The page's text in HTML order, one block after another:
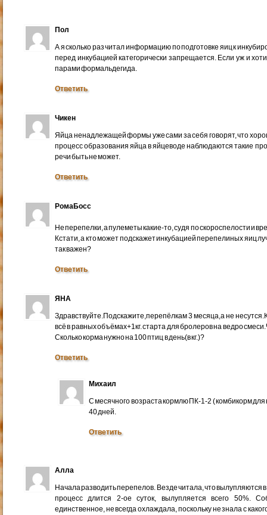
Пол
А я сколько раз читал информацию по подготовке яиц к
перед инкубацией категорически запрещается. Если уж и
парами формальдегида.
Ответить
Чикен
Яйца ненадлежащей формы уже сами за себя говорят, что
процесс образования яйца в яйцеводе наблюдаются такие
речи быть не может.
Ответить
РомаБосс
Не перепелки, а пулеметы какие-то, судя по скороспелости и
Кстати, а кто может подскажет инкубацией перепелиных яиц
так важен?
Ответить
ЯНА
Здравствуйте.Подскажите,перепёлкам 3 месяца,а не
всё в равных объёмах+1кг. старта для бролеров на ведро
Сколько корма нужно на 100 птиц в день(в кг.)?
Ответить
Михаил
С месячного возраста кормлю ПК-1-2 ( комбикорм
40 дней.
Ответить
Алла
Начала разводить перепелов. Везде читала, что вылупляются
процесс длится 2-ое суток, вылупляется всего 50%.
единственное, не всегда охлаждала, поскольку не знала с